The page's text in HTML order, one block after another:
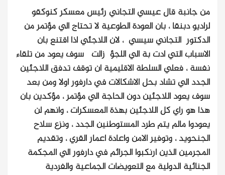
من جانبة قال عيسي التجاني رئيس معسكر كنوكقو
لراديو دبنقا ، بان العودة الطوعية لا تحتاج الي مؤتمر من
الدكتور التجاني سيسي ، لان اللاجئي اذا اقتنع بان
الاسباب التي ادت بة الي اللجؤ زالت سوف يعود من تلقاء
نفسة ، فعلي السلطة الاقليمية ان توقف تدفق اللاجئين
الجدد الي تشاد بحل الاشكالات في دارفور اولا ومن بعد
سوف يعود اللاجئين دون الحاجة الي مؤتمر ، مؤكدين بان
هذا هو راي كل اللاجئين بهذة المعسكرات ، وانهم لن
يعودوا مالم يتم طرد المستوطنين الجدد ، ونزع سلاح
الجنحويد ، وتوفير الامن واعادة اعمار القري ، وتقديم
المجرمين الذين ارنكبوا الجرائم في دارفور الي المجكمة
الجنائية الدولية مع التعويضات الجماعية والفردية